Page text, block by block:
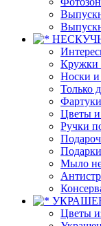
Кружки
Носки и
Только
Цветы и
Ручки
Мыло
Цветы